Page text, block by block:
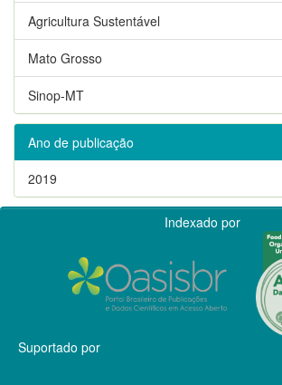
Agricultura Sustentável
Mato Grosso
Sinop-MT
Ano de publicação
2019
Indexado por
Suportado por